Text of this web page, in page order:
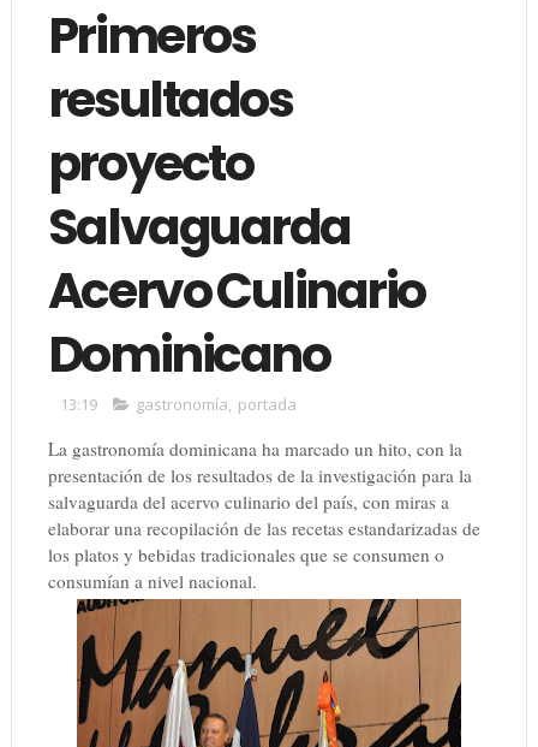
Primeros
resultados
proyecto
Salvaguarda
Acervo Culinario
Dominicano
13:19 gastronomía, portada
La gastronomía dominicana ha marcado un hito, con la
presentación de los resultados de la investigación para la
salvaguarda del acervo culinario del país, con miras a
elaborar una recopilación de las recetas estandarizadas de
los platos y bebidas tradicionales que se consumen o
consumían a nivel nacional.